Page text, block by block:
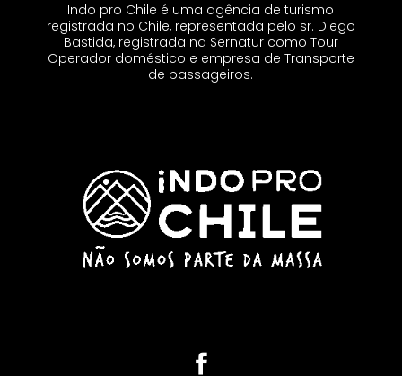
Indo pro Chile é uma agência de turismo
registrada no Chile, representada pelo sr. Diego
Bastida, registrada na Sernatur como Tour
Operador doméstico e empresa de Transporte
de passageiros.
